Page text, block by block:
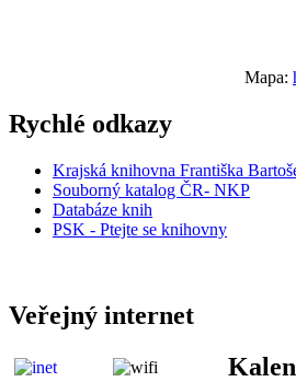
Mapa:
Rychlé odkazy
Krajská knihovna Františka
Souborný katalog ČR- NKP
Databáze knih
PSK - Ptejte se knihovny
Veřejný internet